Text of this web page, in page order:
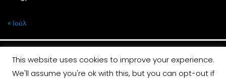
« Ιούλ
This website uses cookies to improve your experience.
We'll assume you're ok with this, but you can opt-out if